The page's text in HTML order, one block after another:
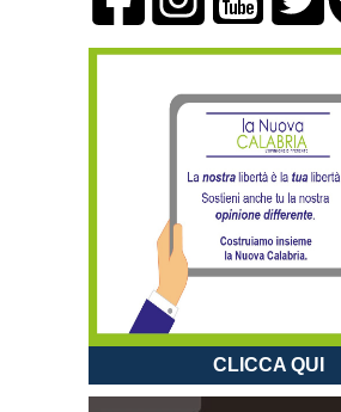
CLICCA QUI